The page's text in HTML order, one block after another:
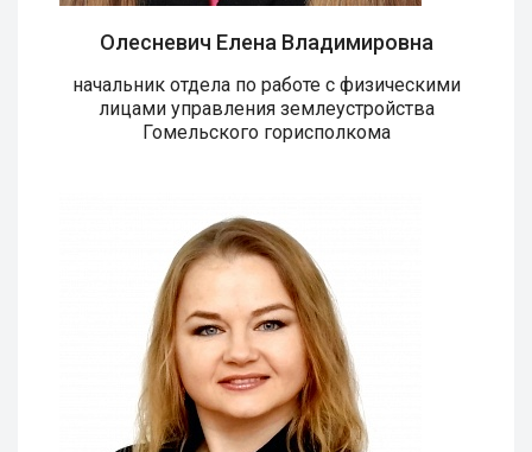
Олесневич Елена Владимировна
начальник отдела по работе с физическими
лицами управления землеустройства
Гомельского горисполкома